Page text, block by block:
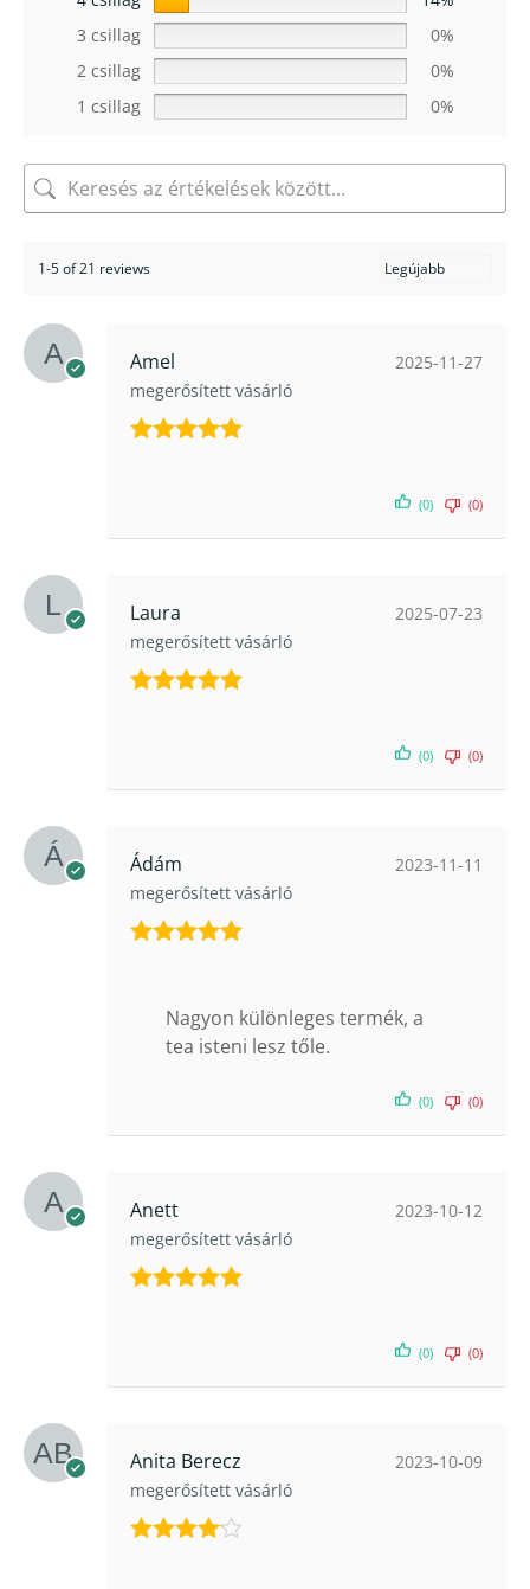
3 csillag
0%
2 csillag
0%
1 csillag
0%
1-5 of 21 reviews
Amel
megerősített vásárló
2025-11-27
(0) (0)
Laura
megerősített vásárló
2025-07-23
(0) (0)
Ádám
megerősített vásárló
2023-11-11
Nagyon különleges termék, a
tea isteni lesz tőle.
(0) (0)
Anett
megerősített vásárló
2023-10-12
(0) (0)
Anita Berecz
megerősített vásárló
2023-10-09